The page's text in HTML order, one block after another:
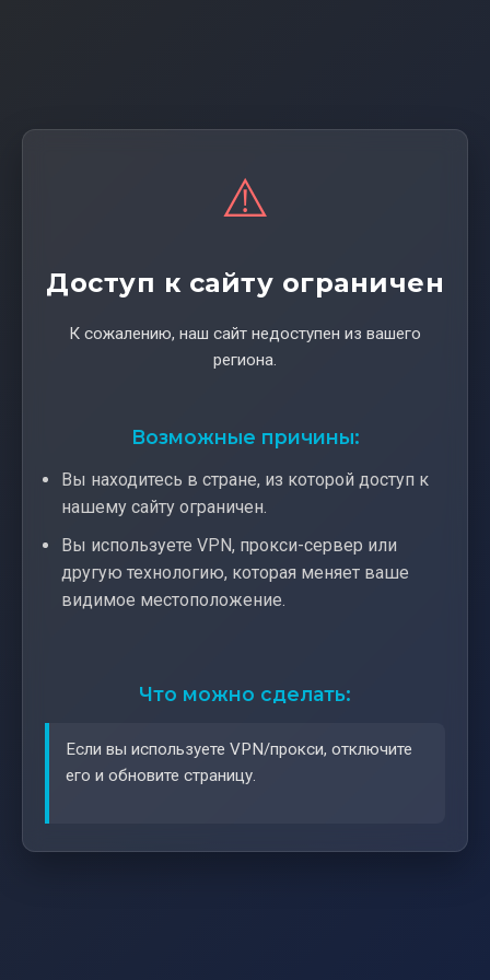
⚠️
Доступ к сайту ограничен
К сожалению, наш сайт недоступен из вашего
региона.
Возможные причины:
Вы находитесь в стране, из которой доступ к
нашему сайту ограничен.
Вы используете VPN, прокси-сервер или
другую технологию, которая меняет ваше
видимое местоположение.
Что можно сделать:
Если вы используете VPN/прокси, отключите
его и обновите страницу.